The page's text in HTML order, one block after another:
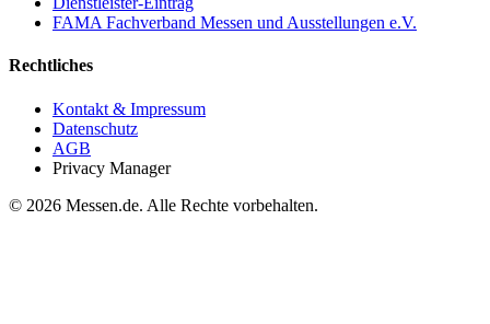
FAMA Fachverband Messen und Ausstellungen e.V.
Rechtliches
Kontakt & Impressum
Datenschutz
AGB
Privacy Manager
© 2026 Messen.de. Alle Rechte vorbehalten.